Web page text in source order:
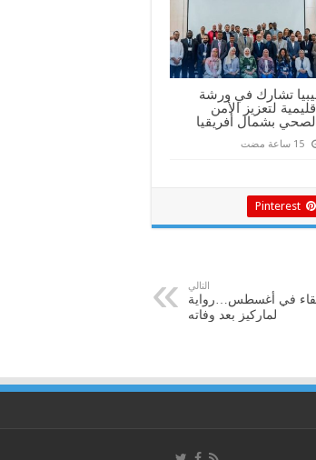
تشارك في ورشة
لتعزيز الأمن
بشمال أفريقيا
Pinterest
التالي
في أغسطس…رواية
لماركيز بعد وفاته